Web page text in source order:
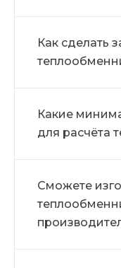
Как сделать
Какие
для расчёта
Сможете